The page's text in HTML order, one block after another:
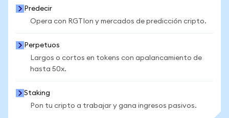
Predecir
Opera con RGTIon y mercados de predicción cripto.
Perpetuos
Largos o cortos en tokens con apalancamiento de
hasta 50x.
Staking
Pon tu cripto a trabajar y gana ingresos pasivos.